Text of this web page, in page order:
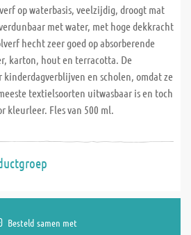
op waterbasis, veelzijdig, droogt mat
met water, met hoge dekkracht
hecht zeer goed op absorberende
karton, hout en terracotta. De
kinderdagverblijven en scholen, omdat ze
textielsoorten uitwasbaar is en toch
kleurleer. Fles van 500 ml.
Besteld samen met